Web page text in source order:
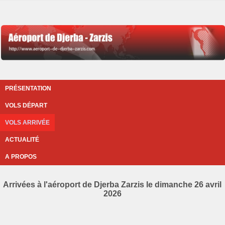
PRÉSENTATION
VOLS DÉPART
VOLS ARRIVÉE
ACTUALITÉ
A PROPOS
Arrivées à l'aéroport de Djerba Zarzis le dimanche 26 avril
2026